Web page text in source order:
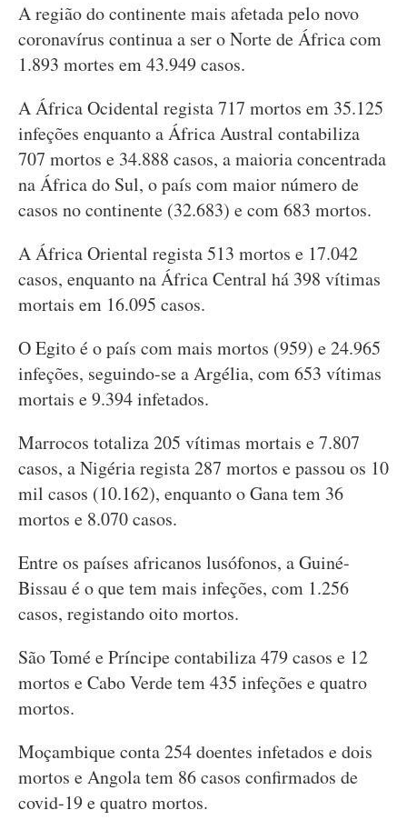
A região do continente mais afetada pelo novo
coronavírus continua a ser o Norte de África com
1.893 mortes em 43.949 casos.
A África Ocidental regista 717 mortos em 35.125
infeções enquanto a África Austral contabiliza
707 mortos e 34.888 casos, a maioria concentrada
na África do Sul, o país com maior número de
casos no continente (32.683) e com 683 mortos.
A África Oriental regista 513 mortos e 17.042
casos, enquanto na África Central há 398 vítimas
mortais em 16.095 casos.
O Egito é o país com mais mortos (959) e 24.965
infeções, seguindo-se a Argélia, com 653 vítimas
mortais e 9.394 infetados.
Marrocos totaliza 205 vítimas mortais e 7.807
casos, a Nigéria regista 287 mortos e passou os 10
mil casos (10.162), enquanto o Gana tem 36
mortos e 8.070 casos.
Entre os países africanos lusófonos, a Guiné-
Bissau é o que tem mais infeções, com 1.256
casos, registando oito mortos.
São Tomé e Príncipe contabiliza 479 casos e 12
mortos e Cabo Verde tem 435 infeções e quatro
mortos.
Moçambique conta 254 doentes infetados e dois
mortos e Angola tem 86 casos confirmados de
covid-19 e quatro mortos.